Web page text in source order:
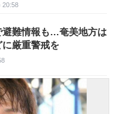
20:58
避難情報も…奄美地方は
厳重警戒を